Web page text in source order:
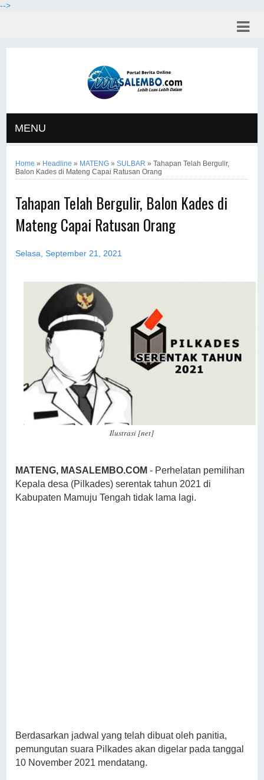
-->
MENU
Home » Headline » MATENG »SULBAR »Tahapan Telah Bergulir,
Balon Kades di Mateng Capai Ratusan Orang
Tahapan Telah Bergulir, Balon Kades di
Mateng Capai Ratusan Orang
Selasa, September 21, 2021
Ilustrasi [net]
MATENG, MASALEMBO.COM - Perhelatan pemilihan
Kepala desa (Pilkades) serentak tahun 2021 di
Kabupaten Mamuju Tengah tidak lama lagi.
Berdasarkan jadwal yang telah dibuat oleh panitia,
pemungutan suara Pilkades akan digelar pada tanggal
10 November 2021 mendatang.